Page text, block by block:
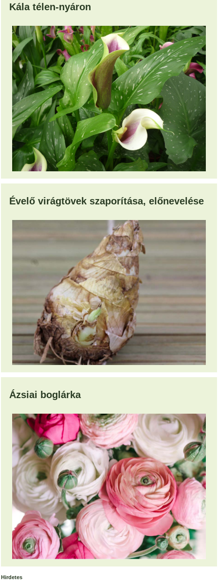
Kála télen-nyáron
Évelő virágtövek szaporítása, előnevelése
Ázsiai boglárka
Hirdetes